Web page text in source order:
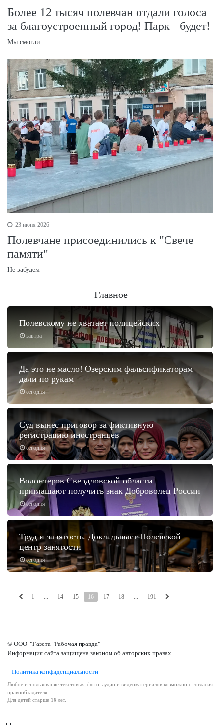
Более 12 тысяч полевчан отдали голоса
за благоустроенный город! Парк - будет!
Мы смогли
23 июня 2026
Полевчане присоединились к "Свече
памяти"
Не забудем
Главное
завтра
Полевскому не хватает полицейских
сегодня
Да это не масло! Озерским фальсификаторам
дали по рукам
сегодня
Суд вынес приговор за фиктивную
регистрацию иностранцев
сегодня
Волонтеров Свердловской области
приглашают получить знак Доброволец России
сегодня
Труд и занятость. Докладывает Полевской
центр занятости
1 ... 14 15 16 17 18 ... 191
© ООО "Газета "Рабочая правда"
Информация сайта защищена законом об авторских правах.
Политика конфиденциальности
Любое использование текстовых, фото, аудио и видеоматериалов возможно с согласия
правообладателя.
Для детей старше 16 лет.